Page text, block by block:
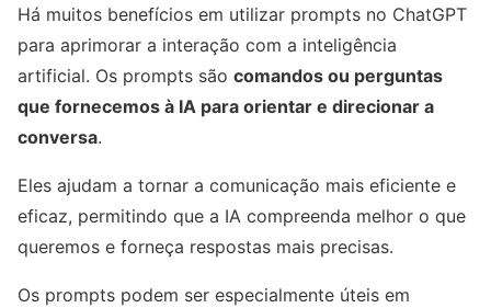
Há muitos benefícios em utilizar prompts no ChatGPT
para aprimorar a interação com a inteligência
artificial. Os prompts são comandos ou perguntas
que fornecemos à IA para orientar e direcionar a
conversa.
Eles ajudam a tornar a comunicação mais eficiente e
eficaz, permitindo que a IA compreenda melhor o que
queremos e forneça respostas mais precisas.
Os prompts podem ser especialmente úteis em